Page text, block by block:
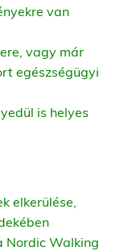
van
vagy már
egészségügyi
is helyes
elkerülése,
Nordic Walking